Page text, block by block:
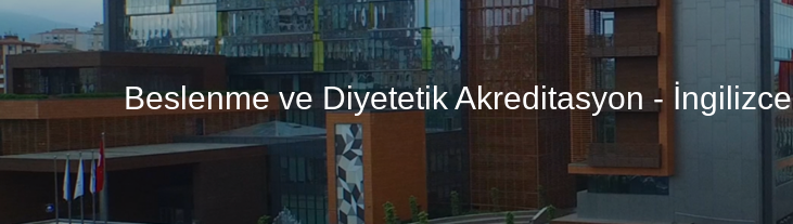
Beslenme ve Diyetetik Akreditasyon - İngilizce